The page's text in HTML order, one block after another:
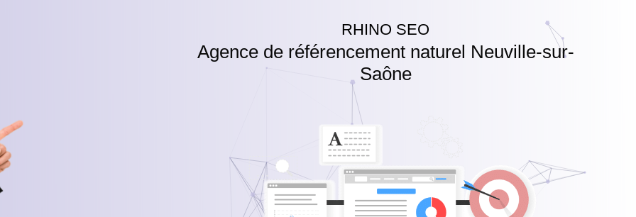
RHINO SEO
Agence de référencement naturel Neuville-sur-
Saône